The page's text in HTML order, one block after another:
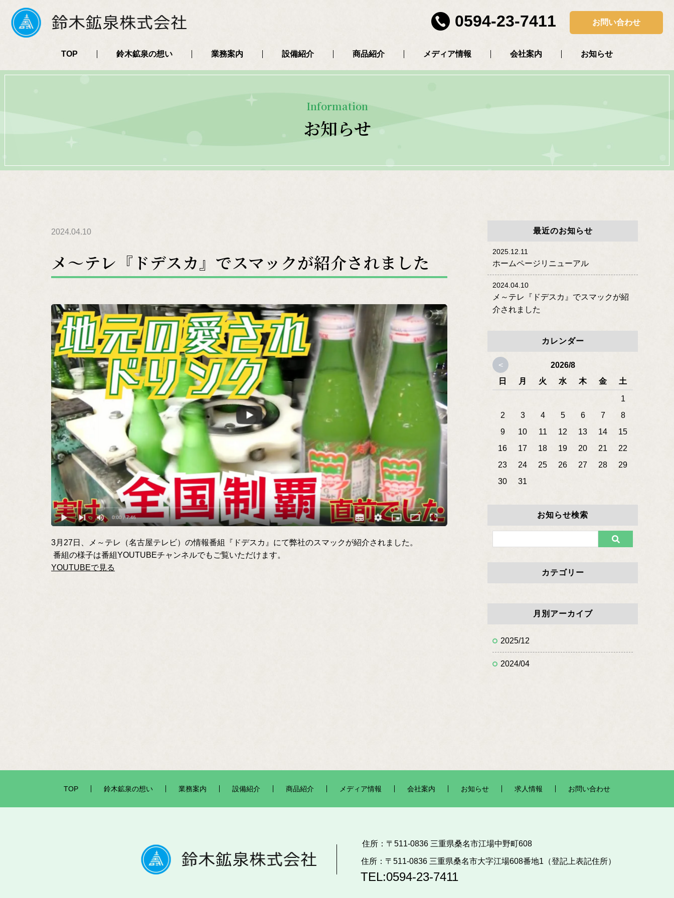
0594-23-7411 お問い合わせ
TOP 鈴木鉱泉の想い 業務案内 設備紹介 商品紹介 メディア情報 会社案内 お知らせ
Information
お知らせ
2024.04.10
メ～テレ『ドデスカ』でスマックが紹介されました
3月27日、メ～テレ（名古屋テレビ）の情報番組『ドデスカ』にて弊社のスマックが紹介されました。
番組の様子は番組YOUTUBEチャンネルでもご覧いただけます。
YOUTUBEで見る
最近のお知らせ
2025.12.11
ホームページリニューアル
2024.04.10
メ～テレ『ドデスカ』でスマックが紹
介されました
カレンダー
<
2026/8
日
月 火 水 木 金 土
1
2
3 4 5 6 7
8
9
10 11 12 13 14
15
16
17 18 19 20 21
22
23
24 25 26 27 28
29
30
31
お知らせ検索
カテゴリー
月別アーカイブ
2025/12
2024/04
TOP 鈴木鉱泉の想い 業務案内 設備紹介 商品紹介 メディア情報 会社案内 お知らせ 求人情報 お問い合わせ
住所：〒511-0836 三重県桑名市江場中野町608
住所：〒511-0836 三重県桑名市大字江場608番地1（登記上表記住所）
TEL:0594-23-7411